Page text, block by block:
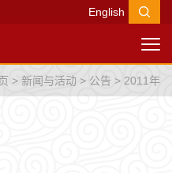
English
> 新闻与活动 > 公告 > 2011年